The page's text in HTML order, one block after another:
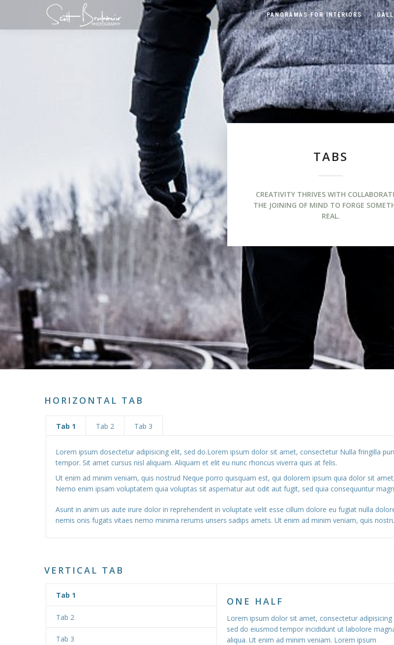
PANORAMAS FOR INTERIORS
TABS
CREATIVITY THRIVES WITH
THE JOINING OF MIND TO FORGE
REAL.
HORIZONTAL TAB
Tab 1 Tab 2 Tab 3
Lorem ipsum dosectetur adipisicing elit, sed do.Lorem ipsum dolor sit amet, consectetur Nulla fringilla
tempor. Sit amet cursus nisl aliquam. Aliquam et elit eu nunc rhoncus viverra quis at felis.
Ut enim ad minim veniam, quis nostrud Neque porro quisquam est, qui dolorem ipsum quia dolor sit
Nemo enim ipsam voluptatem quia voluptas sit aspernatur aut odit aut fugit, sed quia consequuntur
Asunt in anim uis aute irure dolor in reprehenderit in voluptate velit esse cillum dolore eu fugiat nulla
nemis onis fugats vitaes nemo minima rerums unsers sadips amets. Ut enim ad minim veniam, quis
VERTICAL TAB
Tab 1
Tab 2
Tab 3
ONE HALF
Lorem ipsum dolor sit amet, consectetur adipisicing
sed do eiusmod tempor incididunt ut labolore
aliqua. Ut enim ad minim veniam. Lorem ipsum